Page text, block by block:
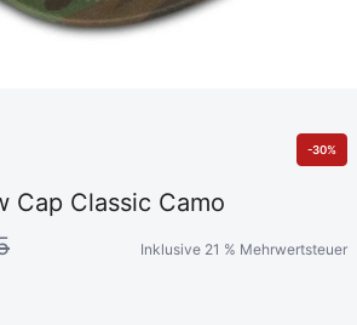
-30%
Cap Classic Camo
Inklusive 21 % Mehrwertsteuer